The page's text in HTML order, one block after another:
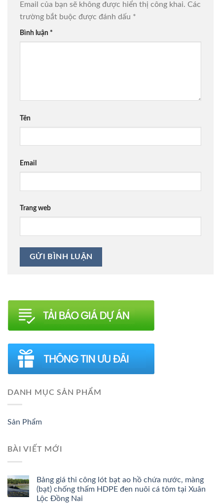
Email của bạn sẽ không được hiển thị công khai. Các
trường bắt buộc được đánh dấu *
Bình luận *
Tên
Email
Trang web
DANH MỤC SẢN PHẨM
Sản Phẩm
BÀI VIẾT MỚI
Bảng giá thi công lót bạt ao hồ chứa nước, màng
(bạt) chống thấm HDPE đen nuôi cá tôm tại Xuân
Lộc Đồng Nai